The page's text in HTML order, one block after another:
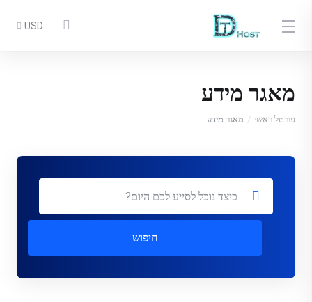
USD
מאגר מידע
פורטל ראשי מאגר מידע
חיפוש